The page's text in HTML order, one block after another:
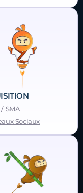
/ SMA
Sociaux